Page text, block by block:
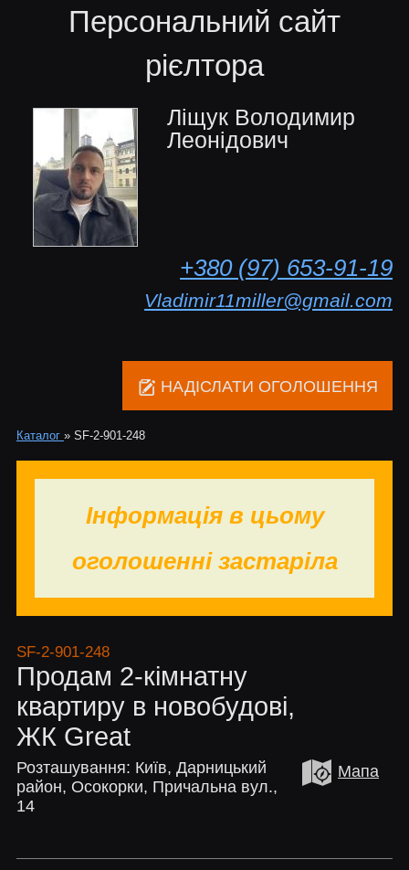
Персональний сайт
рієлтора
Ліщук Володимир
Леонідович
+380 (97) 653-91-19
Vladimir11miller@gmail.com
НАДІСЛАТИ ОГОЛОШЕННЯ
Каталог » SF-2-901-248
Інформація в цьому
оголошенні застаріла
SF-2-901-248
Продам 2-кімнатну
квартиру в новобудові,
ЖК Great
Розташування: Київ, Дарницький
район, Осокорки, Причальна вул.,
14
Мапа